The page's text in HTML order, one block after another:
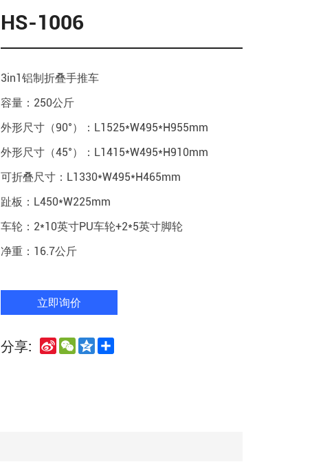
HS-1006
3in1铝制折叠手推车
容量：250公斤
外形尺寸（90°）：L1525*W495*H955mm
外形尺寸（45°）：L1415*W495*H910mm
可折叠尺寸：L1330*W495*H465mm
趾板：L450*W225mm
车轮：2*10英寸PU车轮+2*5英寸脚轮
净重：16.7公斤
立即询价
分享:
Sina
Weibo
WeChat
Qzone